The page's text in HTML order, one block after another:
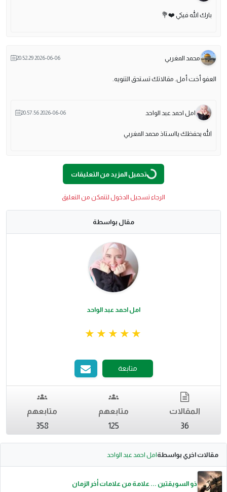
بارك الله فيكي ❤️💐
محمد المغربي 2026-06-06 20:52:29
العفو أخت أمل. مقالاتك تستحق التنويه.
امل احمد عبد الواحد 2026-06-06 20:57:56
الله يحفظك يااستاذ محمد المغربي
G
. تحميل المزيد من التعليقات
الرجاء تسجيل الدخول لتتمكن من التعليق
مقال بواسطة
امل احمد عبد الواحد
متابعة
المقالات
36
متابعهم
125
متابعهم
358
مقالات اخري بواسطةامل احمد عبد الواحد
ذو السويقتين ... علامة من علامات أخر الزمان